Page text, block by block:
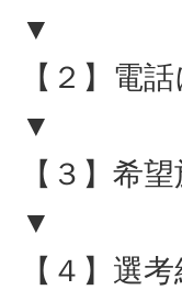
▼
【２】電
▼
【３】希
▼
【４】選